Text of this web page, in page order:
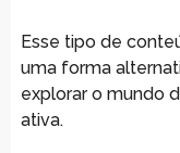
Esse tipo de
uma forma
explorar o mundo
ativa.